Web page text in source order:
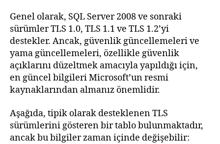
Genel olarak, SQL Server 2008 ve sonraki
sürümler TLS 1.0, TLS 1.1 ve TLS 1.2’yi
destekler. Ancak, güvenlik güncellemeleri ve
yama güncellemeleri, özellikle güvenlik
açıklarını düzeltmek amacıyla yapıldığı için,
en güncel bilgileri Microsoft’un resmi
kaynaklarından almanız önemlidir.
Aşağıda, tipik olarak desteklenen TLS
sürümlerini gösteren bir tablo bulunmaktadır,
ancak bu bilgiler zaman içinde değişebilir: